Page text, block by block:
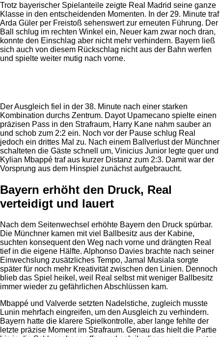
Trotz bayerischer Spielanteile zeigte Real Madrid seine ganze
Klasse in den entscheidenden Momenten. In der 29. Minute traf
Arda Güler per Freistoß sehenswert zur erneuten Führung. Der
Ball schlug im rechten Winkel ein, Neuer kam zwar noch dran,
konnte den Einschlag aber nicht mehr verhindern. Bayern ließ
sich auch von diesem Rückschlag nicht aus der Bahn werfen
und spielte weiter mutig nach vorne.
Der Ausgleich fiel in der 38. Minute nach einer starken
Kombination durchs Zentrum. Dayot Upamecano spielte einen
präzisen Pass in den Strafraum, Harry Kane nahm sauber an
und schob zum 2:2 ein. Noch vor der Pause schlug Real
jedoch ein drittes Mal zu. Nach einem Ballverlust der Münchner
schalteten die Gäste schnell um, Vinicius Junior legte quer und
Kylian Mbappé traf aus kurzer Distanz zum 2:3. Damit war der
Vorsprung aus dem Hinspiel zunächst aufgebraucht.
Bayern erhöht den Druck, Real
verteidigt und lauert
Nach dem Seitenwechsel erhöhte Bayern den Druck spürbar.
Die Münchner kamen mit viel Ballbesitz aus der Kabine,
suchten konsequent den Weg nach vorne und drängten Real
tief in die eigene Hälfte. Alphonso Davies brachte nach seiner
Einwechslung zusätzliches Tempo, Jamal Musiala sorgte
später für noch mehr Kreativität zwischen den Linien. Dennoch
blieb das Spiel heikel, weil Real selbst mit weniger Ballbesitz
immer wieder zu gefährlichen Abschlüssen kam.
Mbappé und Valverde setzten Nadelstiche, zugleich musste
Lunin mehrfach eingreifen, um den Ausgleich zu verhindern.
Bayern hatte die klarere Spielkontrolle, aber lange fehlte der
letzte präzise Moment im Strafraum. Genau das hielt die Partie